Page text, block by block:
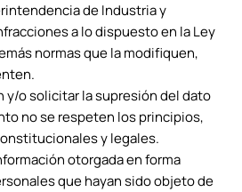
de Industria y
a lo dispuesto en la Ley
normas que la modifiquen,
y/o solicitar la supresión del dato
no se respeten los principios,
y legales.
otorgada en forma
que hayan sido objeto de